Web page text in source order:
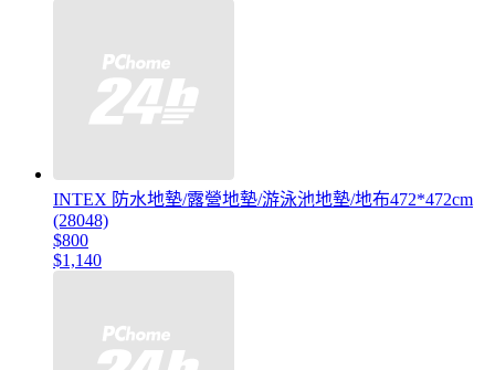
INTEX 防水地墊/露營地墊/游泳池地墊/地布472*472cm
(28048)
$800
$1,140